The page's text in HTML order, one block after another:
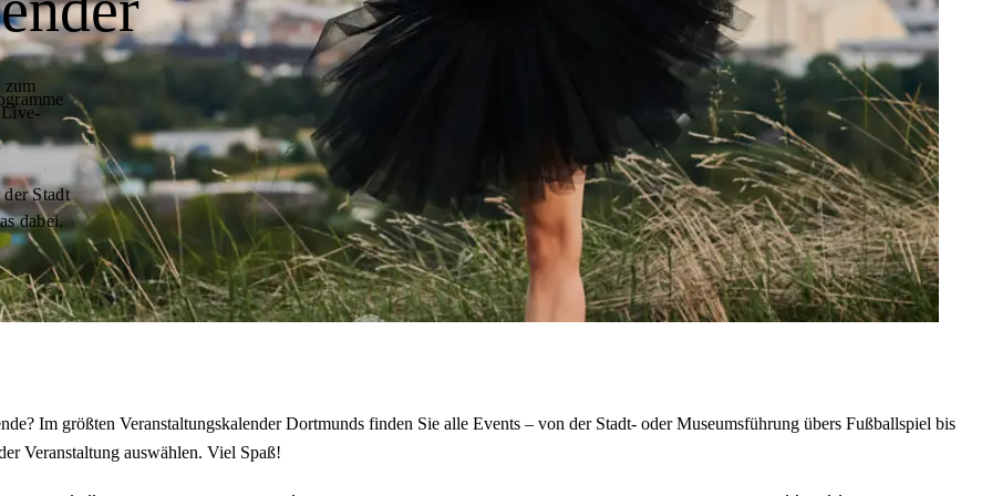
Live-
Stadt
dabei.
Im größten Veranstaltungskalender Dortmunds finden Sie alle Events – von der Stadt- oder Museumsführung übers Fußballspiel bis
Veranstaltung auswählen. Viel Spaß!